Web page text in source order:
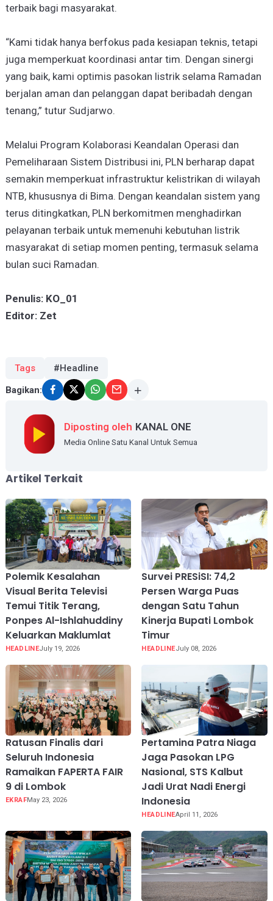
terbaik bagi masyarakat.
“Kami tidak hanya berfokus pada kesiapan teknis, tetapi
juga memperkuat koordinasi antar tim. Dengan sinergi
yang baik, kami optimis pasokan listrik selama Ramadan
berjalan aman dan pelanggan dapat beribadah dengan
tenang,” tutur Sudjarwo.
Melalui Program Kolaborasi Keandalan Operasi dan
Pemeliharaan Sistem Distribusi ini, PLN berharap dapat
semakin memperkuat infrastruktur kelistrikan di wilayah
NTB, khususnya di Bima. Dengan keandalan sistem yang
terus ditingkatkan, PLN berkomitmen menghadirkan
pelayanan terbaik untuk memenuhi kebutuhan listrik
masyarakat di setiap momen penting, termasuk selama
bulan suci Ramadan.
Penulis: KO_01
Editor: Zet
Tags #Headline
Bagikan:
Diposting oleh KANAL ONE
Media Online Satu Kanal Untuk Semua
Artikel Terkait
Polemik Kesalahan
Visual Berita Televisi
Temui Titik Terang,
Ponpes Al-Ishlahuddiny
Keluarkan Maklumlat
HEADLINEJuly 19, 2026
Survei PRESiSI: 74,2
Persen Warga Puas
dengan Satu Tahun
Kinerja Bupati Lombok
Timur
HEADLINEJuly 08, 2026
Ratusan Finalis dari
Seluruh Indonesia
Ramaikan FAPERTA FAIR
9 di Lombok
EKRAFMay 23, 2026
Pertamina Patra Niaga
Jaga Pasokan LPG
Nasional, STS Kalbut
Jadi Urat Nadi Energi
Indonesia
HEADLINEApril 11, 2026